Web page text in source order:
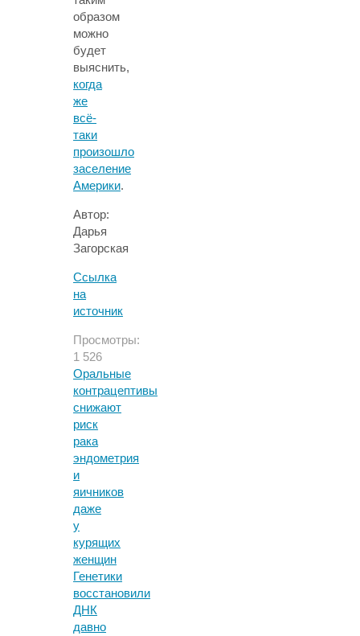
образом
можно
будет
выяснить,
когда
же
всё-
таки
произошло
заселение
Америки.
Автор:
Дарья
Загорская
Ссылка
на
источник
Просмотры:
1 526
Оральные
контрацептивы
снижают
риск
рака
эндометрия
и
яичников
даже
у
курящих
женщин
Генетики
восстановили
ДНК
давно